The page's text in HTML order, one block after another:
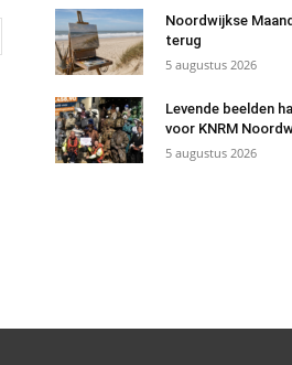
Noordwijkse
terug
5 augustus 2026
Levende beelden
voor KNRM
5 augustus 2026